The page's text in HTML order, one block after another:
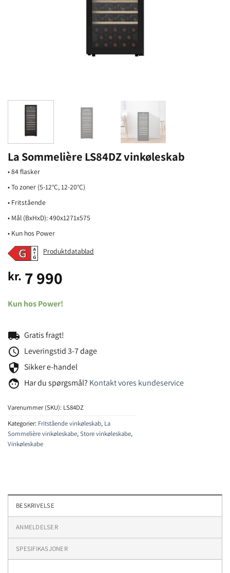
La Sommelière LS84DZ vinkøleskab
• 84 flasker
• To zoner (5-12°C, 12-20°C)
• Fritstående
• Mål (BxHxD): 490x1271x575
• Kun hos Power
Produktdatablad
kr. 7 990
Kun hos Power!
local_shipping Gratis fragt!
schedule Leveringstid 3-7 dage
security Sikker e-handel
face Har du spørgsmål? Kontakt vores kundeservice
Varenummer (SKU): LS84DZ
Kategorier: Fritstående vinkøleskab, La
Sommelière vinkøleskabe,Store vinkøleskabe,
Vinkøleskabe
BESKRIVELSE
ANMELDELSER
SPESIFIKASJONER